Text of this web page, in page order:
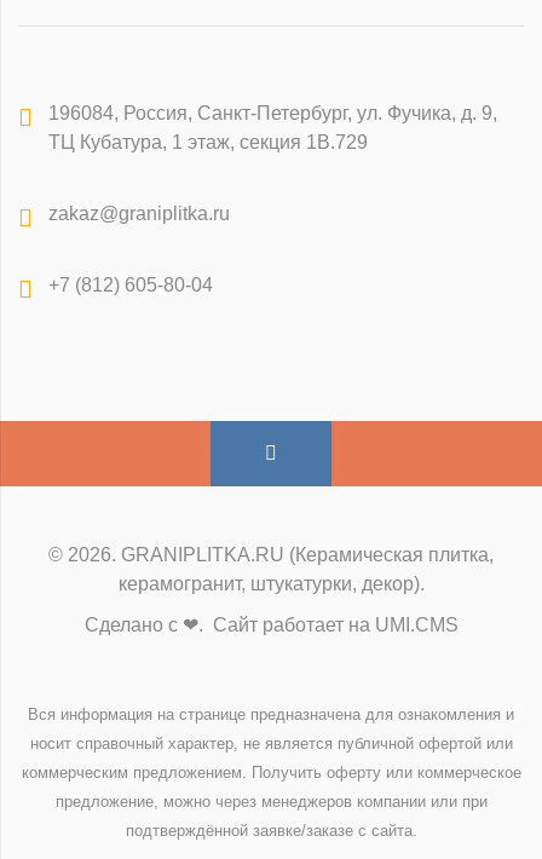
196084, Россия, Санкт-Петербург, ул. Фучика, д. 9,
ТЦ Кубатура, 1 этаж, секция 1В.729
zakaz@graniplitka.ru
+7 (812) 605-80-04
© 2026. GRANIPLITKA.RU (Керамическая плитка,
керамогранит, штукатурки, декор).
Сделано с ❤. Сайт работает на UMI.CMS
Вся информация на странице предназначена для ознакомления и
носит справочный характер, не является публичной офертой или
коммерческим предложением. Получить оферту или коммерческое
предложение, можно через менеджеров компании или при
подтверждённой заявке/заказе с сайта.